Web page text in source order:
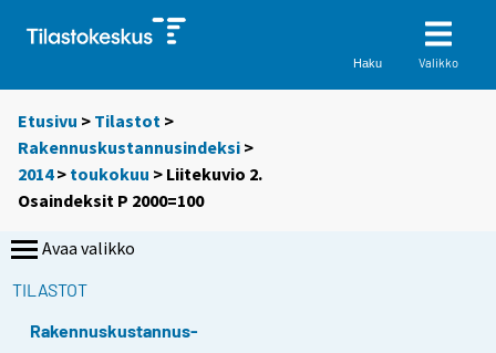
Haku Valikko
Etusivu > Tilastot >
Rakennuskustannusindeksi >
2014> toukokuu > Liitekuvio 2.
Osaindeksit P 2000=100
Avaa valikko
TILASTOT
Rakennuskustannus-